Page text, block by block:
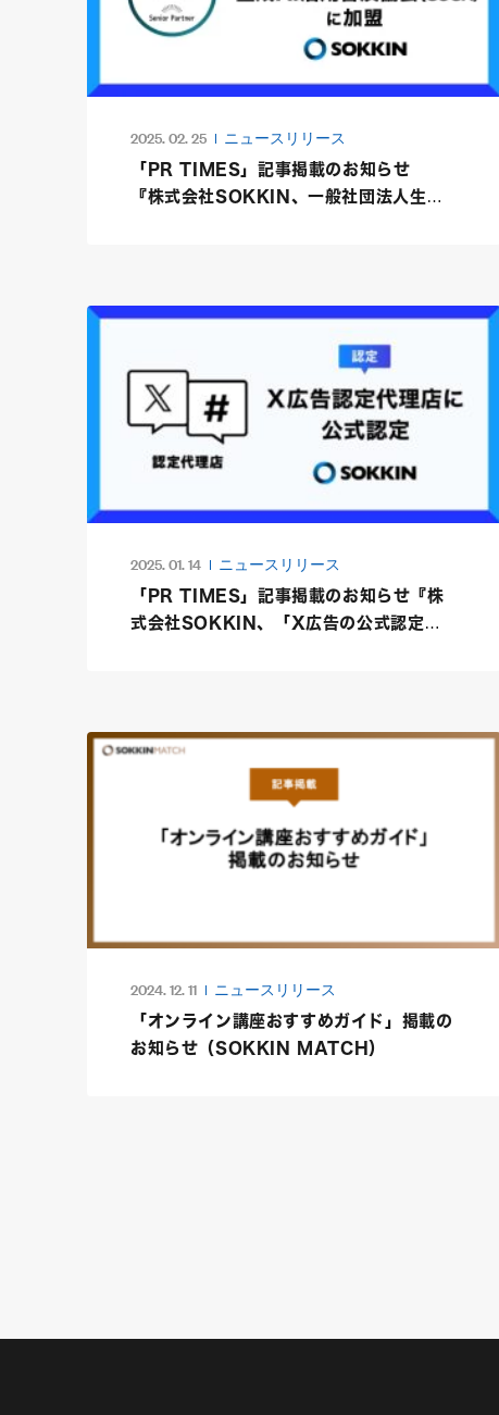
2025. 02. 25 ニュースリリース
「PR TIMES」記事掲載のお知らせ
『株式会社SOKKIN、一般社団法人生成
2025. 01. 14 ニュースリリース
「PR TIMES」記事掲載のお知らせ『株
式会社SOKKIN、「X広告の公式認定代
2024. 12. 11 ニュースリリース
「オンライン講座おすすめガイド」掲載の
お知らせ（SOKKIN MATCH）